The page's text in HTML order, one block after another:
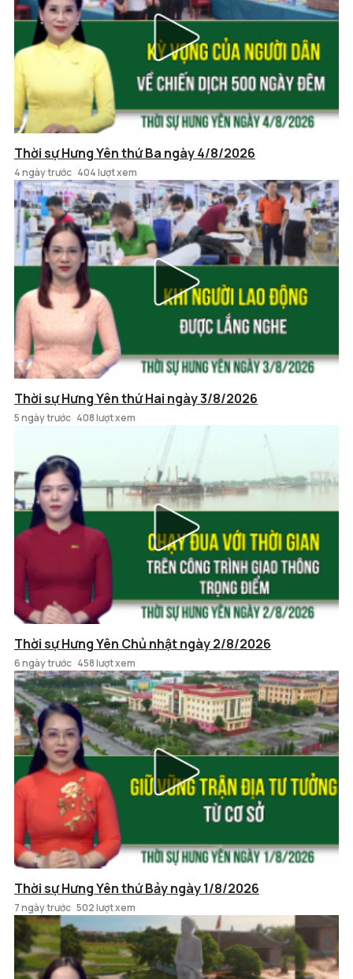
Thời sự Hưng Yên thứ Ba ngày 4/8/2026
4 ngày trước 404 lượt xem
Thời sự Hưng Yên thứ Hai ngày 3/8/2026
5 ngày trước 408 lượt xem
Thời sự Hưng Yên Chủ nhật ngày 2/8/2026
6 ngày trước 458 lượt xem
Thời sự Hưng Yên thứ Bảy ngày 1/8/2026
7 ngày trước 502 lượt xem